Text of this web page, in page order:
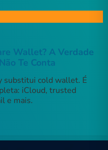
Wallet? A Verdade
Te Conta
substitui cold wallet. É
iCloud, trusted
e mais.